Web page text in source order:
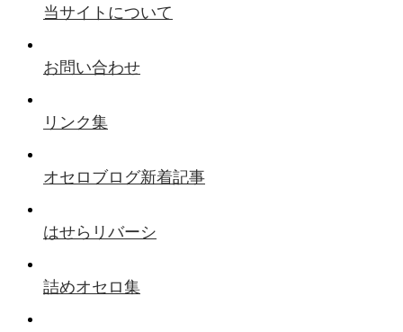
当サイトについて
お問い合わせ
リンク集
オセロブログ新着記事
はせらリバーシ
詰めオセロ集